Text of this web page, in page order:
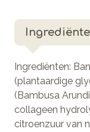
Ingrediënten:
(plantaardige
(Bambusa
collageen
citroenzuur van